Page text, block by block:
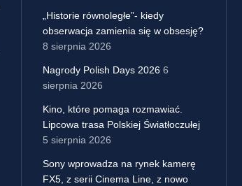
„Historie równoległe”- kiedy
obserwacja zamienia się w obsesję?
8 sierpnia 2026
Nagrody Polish Days 2026 6
sierpnia 2026
Kino, które pomaga rozmawiać.
Lipcowa trasa Polskiej Światłoczułej
5 sierpnia 2026
Sony wprowadza na rynek kamerę
FX5, z serii Cinema Line, z nowo